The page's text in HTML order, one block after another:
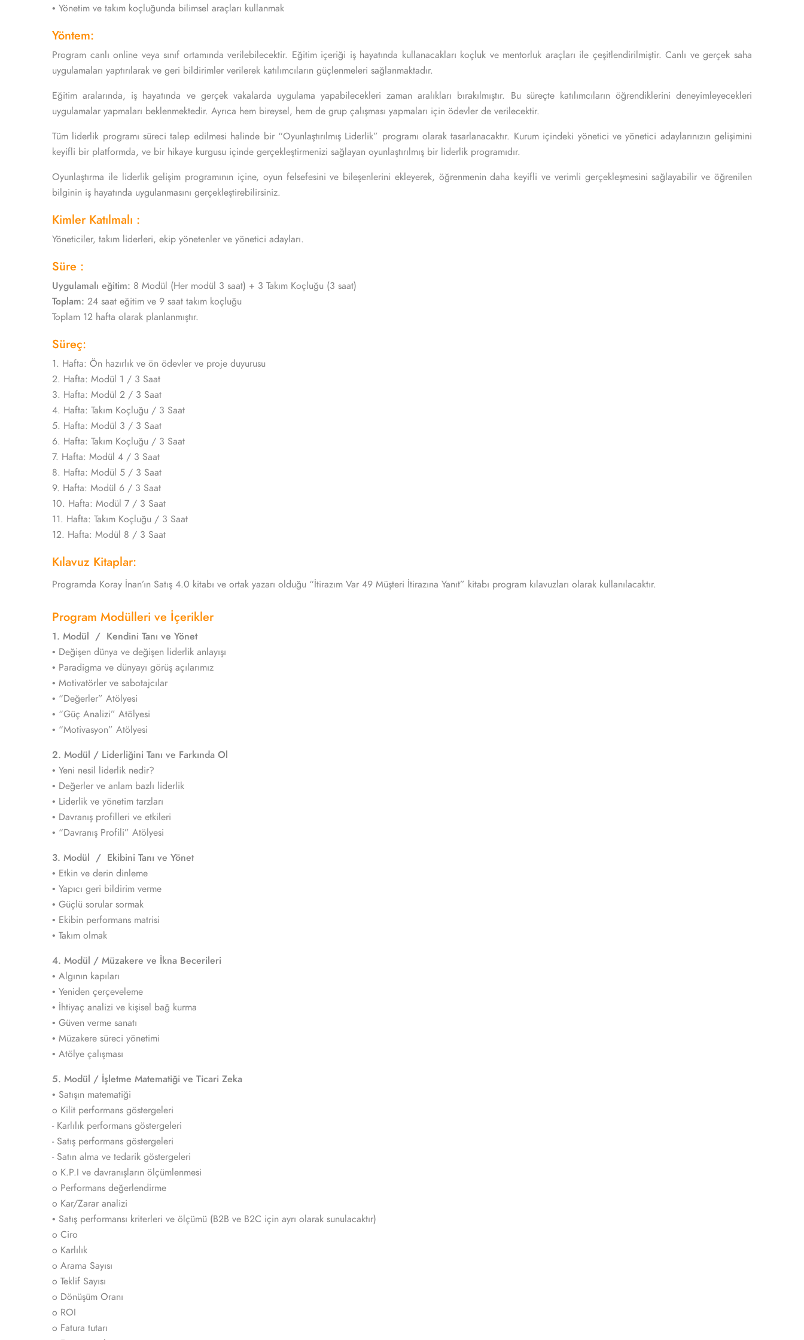
• Yönetim ve takım koçluğunda bilimsel araçları kullanmak
Yöntem:
Program canlı online veya sınıf ortamında verilebilecektir. Eğitim içeriği iş hayatında kullanacakları koçluk ve mentorluk araçları ile çeşitlendirilmiştir. Canlı ve gerçek saha
uygulamaları yaptırılarak ve geri bildirimler verilerek katılımcıların güçlenmeleri sağlanmaktadır.
Eğitim aralarında, iş hayatında ve gerçek vakalarda uygulama yapabilecekleri zaman aralıkları bırakılmıştır. Bu süreçte katılımcıların öğrendiklerini deneyimleyecekleri
uygulamalar yapmaları beklenmektedir. Ayrıca hem bireysel, hem de grup çalışması yapmaları için ödevler de verilecektir.
Tüm liderlik programı süreci talep edilmesi halinde bir “Oyunlaştırılmış Liderlik” programı olarak tasarlanacaktır. Kurum içindeki yönetici ve yönetici adaylarınızın gelişimini
keyifli bir platformda, ve bir hikaye kurgusu içinde gerçekleştirmenizi sağlayan oyunlaştırılmış bir liderlik programıdır.
Oyunlaştırma ile liderlik gelişim programının içine, oyun felsefesini ve bileşenlerini ekleyerek, öğrenmenin daha keyifli ve verimli gerçekleşmesini sağlayabilir ve öğrenilen
bilginin iş hayatında uygulanmasını gerçekleştirebilirsiniz.
Kimler Katılmalı :
Yöneticiler, takım liderleri, ekip yönetenler ve yönetici adayları.
Süre :
Uygulamalı eğitim: 8 Modül (Her modül 3 saat) + 3 Takım Koçluğu (3 saat)
Toplam: 24 saat eğitim ve 9 saat takım koçluğu
Toplam 12 hafta olarak planlanmıştır.
Süreç:
1. Hafta: Ön hazırlık ve ön ödevler ve proje duyurusu
2. Hafta: Modül 1 / 3 Saat
3. Hafta: Modül 2 / 3 Saat
4. Hafta: Takım Koçluğu / 3 Saat
5. Hafta: Modül 3 / 3 Saat
6. Hafta: Takım Koçluğu / 3 Saat
7. Hafta: Modül 4 / 3 Saat
8. Hafta: Modül 5 / 3 Saat
9. Hafta: Modül 6 / 3 Saat
10. Hafta: Modül 7 / 3 Saat
11. Hafta: Takım Koçluğu / 3 Saat
12. Hafta: Modül 8 / 3 Saat
Kılavuz Kitaplar:
Programda Koray İnan’ın Satış 4.0 kitabı ve ortak yazarı olduğu “İtirazım Var 49 Müşteri İtirazına Yanıt” kitabı program kılavuzları olarak kullanılacaktır.
Program Modülleri ve İçerikler
1. Modül / Kendini Tanı ve Yönet
• Değişen dünya ve değişen liderlik anlayışı
• Paradigma ve dünyayı görüş açılarımız
• Motivatörler ve sabotajcılar
• “Değerler” Atölyesi
• “Güç Analizi” Atölyesi
• “Motivasyon” Atölyesi
2. Modül / Liderliğini Tanı ve Farkında Ol
• Yeni nesil liderlik nedir?
• Değerler ve anlam bazlı liderlik
• Liderlik ve yönetim tarzları
• Davranış profilleri ve etkileri
• “Davranış Profili” Atölyesi
3. Modül / Ekibini Tanı ve Yönet
• Etkin ve derin dinleme
• Yapıcı geri bildirim verme
• Güçlü sorular sormak
• Ekibin performans matrisi
• Takım olmak
4. Modül / Müzakere ve İkna Becerileri
• Algının kapıları
• Yeniden çerçeveleme
• İhtiyaç analizi ve kişisel bağ kurma
• Güven verme sanatı
• Müzakere süreci yönetimi
• Atölye çalışması
5. Modül / İşletme Matematiği ve Ticari Zeka
• Satışın matematiği
o Kilit performans göstergeleri
- Karlılık performans göstergeleri
- Satış performans göstergeleri
- Satın alma ve tedarik göstergeleri
o K.P.I ve davranışların ölçümlenmesi
o Performans değerlendirme
o Kar/Zarar analizi
• Satış performansı kriterleri ve ölçümü (B2B ve B2C için ayrı olarak sunulacaktır)
o Ciro
o Karlılık
o Arama Sayısı
o Teklif Sayısı
o Dönüşüm Oranı
o ROI
o Fatura tutarı